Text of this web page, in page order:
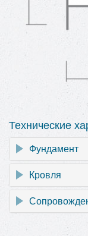
Технические
Фундамент
Кровля